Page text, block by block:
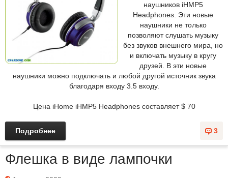
наушников iHMP5
Headphones. Эти новые
наушники не только
позволяют слушать музыку
без звуков внешнего мира, но
и включать музыку в кругу
друзей. В эти новые
наушники можно подключать и любой другой источник звука
благодаря входу 3.5 входу.
Цена iHome iHMP5 Headphones составляет $ 70
3
Подробнее
Флешка в виде лампочки